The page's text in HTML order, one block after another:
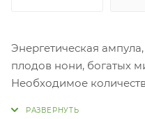
Энергетическая
плодов нони, богатых
Необходимое